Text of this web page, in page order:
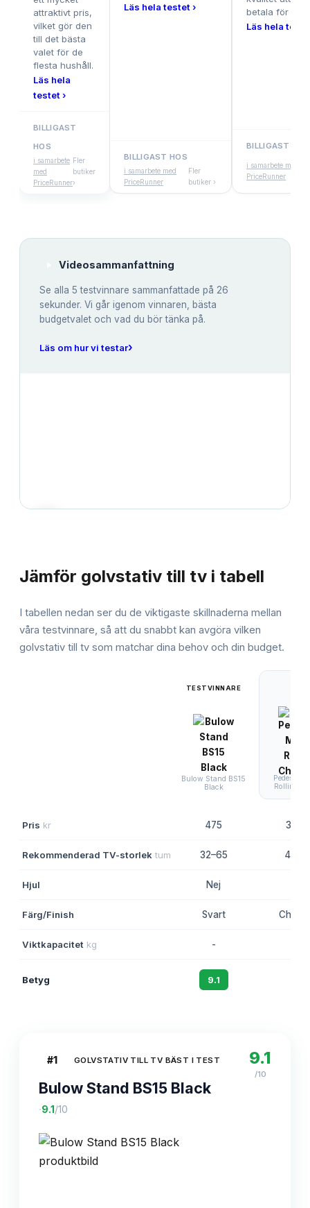
attraktivt pris,
vilket gör den
till det bästa
valet för de
flesta hushåll.
Läs hela
testet ›
BILLIGAST
HOS
i samarbete
med
PriceRunner
Fler
butiker
›
Läs hela testet ›
BILLIGAST HOS
i samarbete med
PriceRunner
Fler
butiker ›
betala för
Läs hela
BILLIGAST HOS
i samarbete med
PriceRunner
Videosammanfattning
Se alla 5 testvinnare sammanfattade på 26
sekunder. Vi går igenom vinnaren, bästa
budgetvalet och vad du bör tänka på.
Läs om hur vi testar›
Jämför golvstativ till tv i tabell
I tabellen nedan ser du de viktigaste skillnaderna mellan
våra testvinnare, så att du snabbt kan avgöra vilken
golvstativ till tv som matchar dina behov och din budget.
TESTVINNARE
Bulow Stand BS15
Black
Pedestal
Rollin'
Pris kr 475 3
Rekommenderad TV-storlek tum 32–65
Hjul Nej
Färg/Finish Svart
Viktkapacitet kg -
Betyg 9.1
#1 GOLVSTATIV TILL TV BÄST I TEST
Bulow Stand BS15 Black
·9.1 /10
9.1
/10